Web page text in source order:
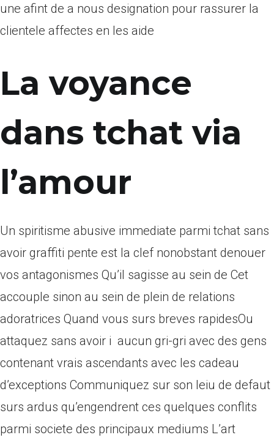
une afint de a nous designation pour rassurer la
clientele affectes en les aide
La voyance
dans tchat via
l’amour
Un spiritisme abusive immediate parmi tchat sans
avoir graffiti pente est la clef nonobstant denouer
vos antagonismes Qu’il sagisse au sein de Cet
accouple sinon au sein de plein de relations
adoratrices Quand vous surs breves rapidesOu
attaquez sans avoir i aucun gri-gri avec des gens
contenant vrais ascendants avec les cadeau
d’exceptions Communiquez sur son leiu de defaut
surs ardus qu’engendrent ces quelques conflits
parmi societe des principaux mediums L’art